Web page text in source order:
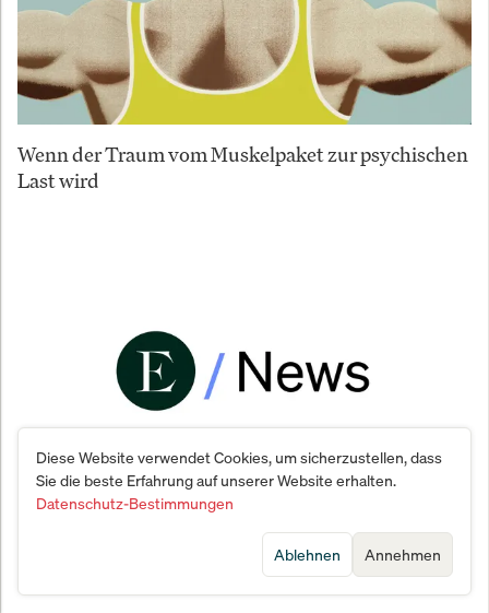
Wenn der Traum vom Muskelpaket zur psychischen
Last wird
WH Smith zieht sich aus Innenstädten zurück –
Diese Website verwendet Cookies, um sicherzustellen, dass
Sie die beste Erfahrung auf unserer Website erhalten.
Datenschutz-Bestimmungen
Annehmen
Ablehnen